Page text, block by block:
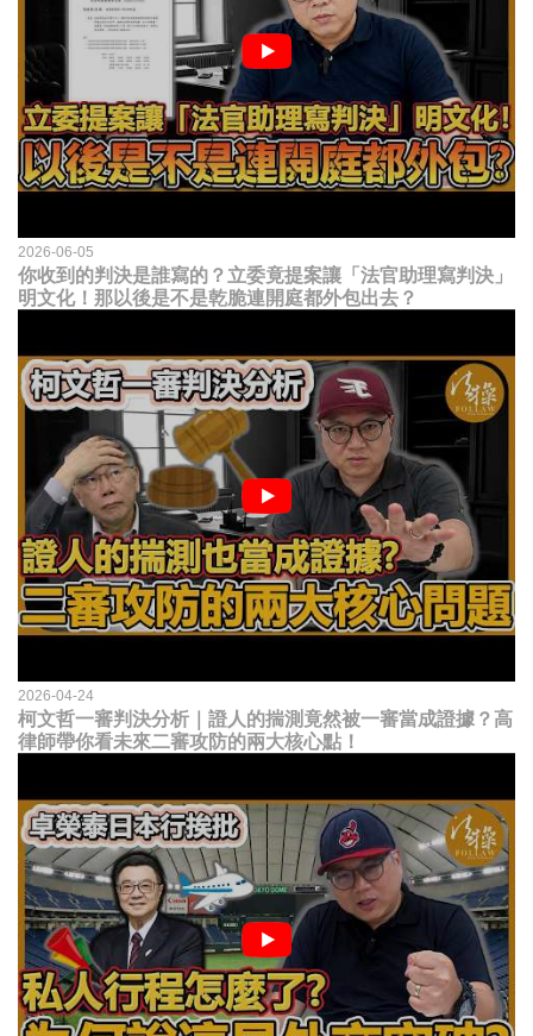
2026-06-05
你收到的判決是誰寫的？立委竟提案讓「法官助理寫判決」
明文化！那以後是不是乾脆連開庭都外包出去？
2026-04-24
柯文哲一審判決分析｜證人的揣測竟然被一審當成證據？高
律師帶你看未來二審攻防的兩大核心點！